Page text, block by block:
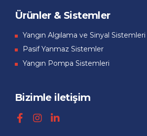
Ürünler & Sistemler
Yangın Algılama ve Sinyal Sistemleri
Pasif Yanmaz Sistemler
Yangın Pompa Sistemleri
Bizimle iletişim